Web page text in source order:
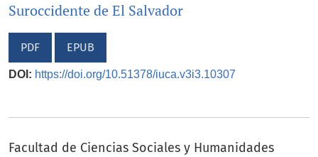
Suroccidente de El Salvador
PDF EPUB
DOI: https://doi.org/10.51378/iuca.v3i3.10307
Facultad de Ciencias Sociales y Humanidades